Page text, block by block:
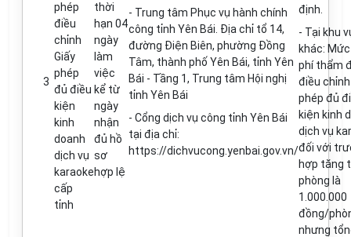
3
phép
điều
chỉnh
Giấy
phép
đủ điều
kiện
kinh
doanh
dịch vụ
karaoke
cấp
tỉnh
thời
hạn 04
ngày
làm
việc
kể từ
ngày
nhận
đủ hồ
sơ
hợp lệ
- Trung tâm Phục vụ hành chính
công tỉnh Yên Bái. Địa chỉ tổ 14,
đường Điện Biên, phường Đồng
Tâm, thành phố Yên Bái, tỉnh Yên
Bái - Tầng 1, Trung tâm Hội nghị
tỉnh Yên Bái
- Cổng dịch vụ công tỉnh Yên Bái
tại địa chỉ:
https://dichvucong.yenbai.gov.vn/
định.
- Tại khu
khác:
phíthẩm
điều chỉ
phép đủ đi
kiện kinh
dịch vụ
đối với
hợp tăng
phòng là
1.000.000
đồng/
nhưng tổ